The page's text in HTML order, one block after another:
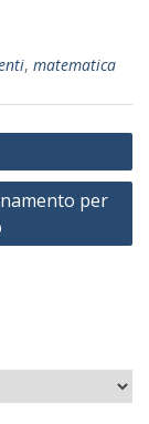
, matematica
per